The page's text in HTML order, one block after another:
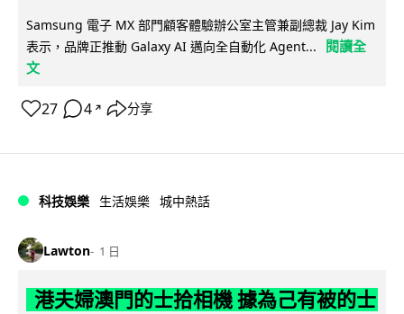
Samsung 電子 MX 部門顧客體驗辦公室主管兼副總裁 Jay Kim
表示，品牌正推動 Galaxy AI 邁向全自動化 Agent...
閱讀全
文
27 4 ↗ 分享
科技娛樂 生活娛樂 城中熱話
Lawton 1 日
港夫婦澳門的士拾相機 據為己有被的士